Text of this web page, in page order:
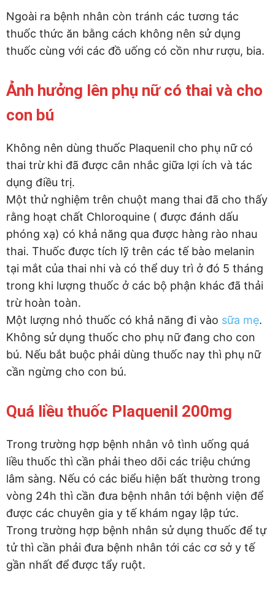
Ngoài ra bệnh nhân còn tránh các tương tác
thuốc thức ăn bằng cách không nên sử dụng
thuốc cùng với các đồ uống có cồn như rượu, bia.
Ảnh hưởng lên phụ nữ có thai và cho
con bú
Không nên dùng thuốc Plaquenil cho phụ nữ có
thai trừ khi đã được cân nhắc giữa lợi ích và tác
dụng điều trị.
Một thử nghiệm trên chuột mang thai đã cho thấy
rằng hoạt chất Chloroquine ( được đánh dấu
phóng xạ) có khả năng qua được hàng rào nhau
thai. Thuốc được tích lỹ trên các tế bào melanin
tại mắt của thai nhi và có thể duy trì ở đó 5 tháng
trong khi lượng thuốc ở các bộ phận khác đã thải
trừ hoàn toàn.
Một lượng nhỏ thuốc có khả năng đi vào sữa mẹ.
Không sử dụng thuốc cho phụ nữ đang cho con
bú. Nếu bắt buộc phải dùng thuốc nay thì phụ nữ
cần ngừng cho con bú.
Quá liều thuốc Plaquenil 200mg
Trong trường hợp bệnh nhân vô tình uống quá
liều thuốc thì cần phải theo dõi các triệu chứng
lâm sàng. Nếu có các biểu hiện bất thường trong
vòng 24h thì cần đưa bệnh nhân tới bệnh viện để
được các chuyên gia y tế khám ngay lập tức.
Trong trường hợp bệnh nhân sử dụng thuốc để tự
tử thì cần phải đưa bệnh nhân tới các cơ sở y tế
gần nhất để được tẩy ruột.